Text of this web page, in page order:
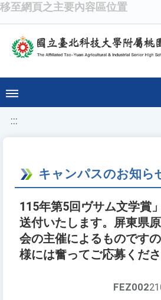
移至網頁之主要內容區位置
:::
キャンパスのお知ら
115年第5回ヴサム文学賞
送付いたします。屏東県
会の主催によるものです
様には奮ってご応募くださ
FEZ002